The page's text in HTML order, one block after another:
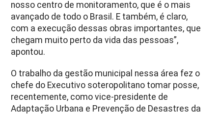
nosso centro de monitoramento, que é o mais
avançado de todo o Brasil. E também, é claro,
com a execução dessas obras importantes, que
chegam muito perto da vida das pessoas”,
apontou.
O trabalho da gestão municipal nessa área fez o
chefe do Executivo soteropolitano tomar posse,
recentemente, como vice-presidente de
Adaptação Urbana e Prevenção de Desastres da